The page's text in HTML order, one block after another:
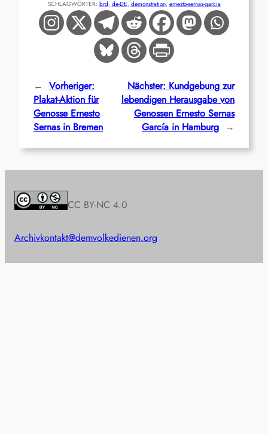
SCHLAGWÖRTER: brd, de-DE, demonstration, ernesto-sernas-garcia
← Vorheriger:
Plakat-Aktion für
Genosse Ernesto
Sernas in Bremen
Nächster: Kundgebung zur
lebendigen Herausgabe von
Genossen Ernesto Sernas
García in Hamburg →
CC BY-NC 4.0
Archivkontakt@demvolkedienen.org